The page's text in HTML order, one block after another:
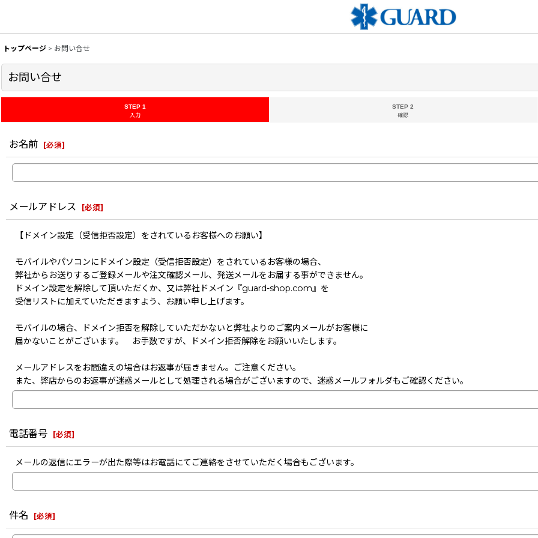
トップページ > お問い合せ
お問い合せ
STEP 1
入力
STEP 2
確認
お名前 [必須]
メールアドレス [必須]
【ドメイン設定（受信拒否設定）をされているお客様へのお願い】
モバイルやパソコンにドメイン設定（受信拒否設定）をされているお客様の場合、
弊社からお送りするご登録メールや注文確認メール、発送メールをお届する事ができません。
ドメイン設定を解除して頂いただくか、又は弊社ドメイン『guard-shop.com』を
受信リストに加えていただきますよう、お願い申し上げます。
モバイルの場合、ドメイン拒否を解除していただかないと弊社よりのご案内メールがお客様に
届かないことがございます。 お手数ですが、ドメイン拒否解除をお願いいたします。
メールアドレスをお間違えの場合はお返事が届きません。ご注意ください。
また、弊店からのお返事が迷惑メールとして処理される場合がございますので、迷惑メールフォルダもご確認ください。
電話番号 [必須]
メールの返信にエラーが出た際等はお電話にてご連絡をさせていただく場合もございます。
件名 [必須]